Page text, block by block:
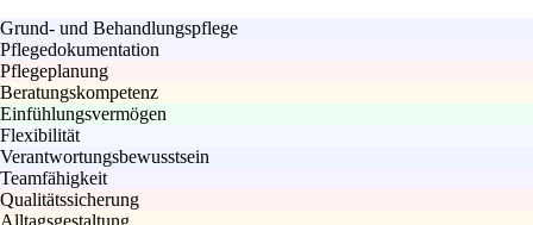
Grund- und Behandlungspflege
Pflegedokumentation
Pflegeplanung
Beratungskompetenz
Einfühlungsvermögen
Flexibilität
Verantwortungsbewusstsein
Teamfähigkeit
Qualitätssicherung